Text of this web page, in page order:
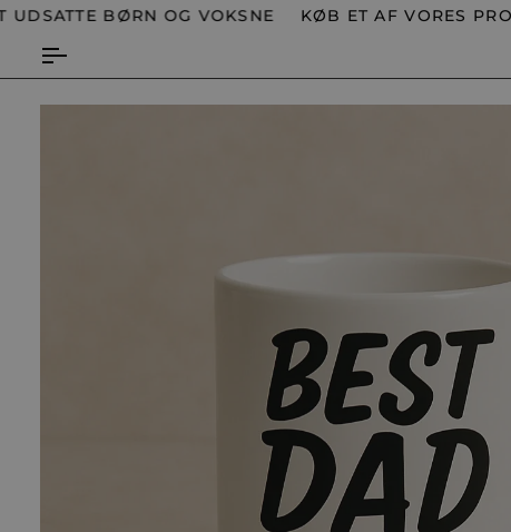
Spring
indhold
BØRN OG VOKSNE KØB ET AF VORES